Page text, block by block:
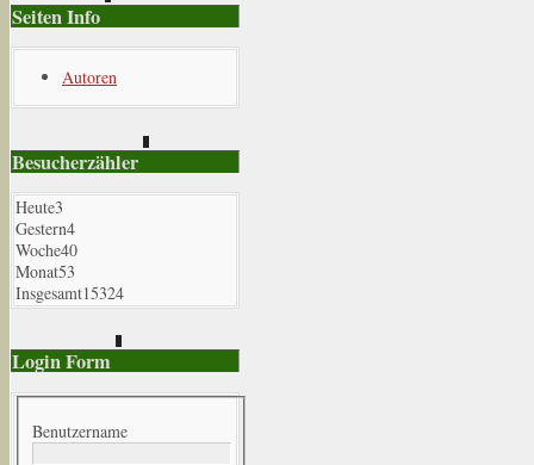
Seiten Info
Autoren
Besucherzähler
Heute3
Gestern4
Woche40
Monat53
Insgesamt15324
Login Form
Benutzername